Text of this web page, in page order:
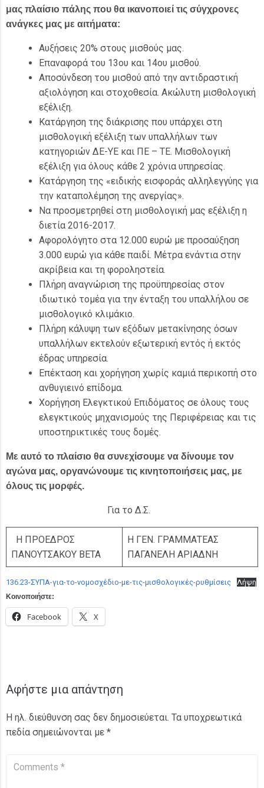
μας πλαίσιο πάλης που θα ικανοποιεί τις σύγχρονες
ανάγκες μας με αιτήματα:
Αυξήσεις 20% στους μισθούς μας.
Επαναφορά του 13ου και 14ου μισθού.
Αποσύνδεση του μισθού από την αντιδραστική
αξιολόγηση και στοχοθεσία. Ακώλυτη μισθολογική
εξέλιξη.
Κατάργηση της διάκρισης που υπάρχει στη
μισθολογική εξέλιξη των υπαλλήλων των
κατηγοριών ΔΕ-ΥΕ και ΠΕ – ΤΕ. Μισθολογική
εξέλιξη για όλους κάθε 2 χρόνια υπηρεσίας.
Κατάργηση της «ειδικής εισφοράς αλληλεγγύης για
την καταπολέμηση της ανεργίας».
Να προσμετρηθεί στη μισθολογική μας εξέλιξη η
διετία 2016-2017.
Αφορολόγητο στα 12.000 ευρώ με προσαύξηση
3.000 ευρώ για κάθε παιδί. Μέτρα ενάντια στην
ακρίβεια και τη φοροληστεία.
Πλήρη αναγνώριση της προϋπηρεσίας στον
ιδιωτικό τομέα για την ένταξη του υπαλλήλου σε
μισθολογικό κλιμάκιο.
Πλήρη κάλυψη των εξόδων μετακίνησης όσων
υπαλλήλων εκτελούν εξωτερική εντός ή εκτός
έδρας υπηρεσία.
Επέκταση και χορήγηση χωρίς καμιά περικοπή στο
ανθυγιεινό επίδομα.
Χορήγηση Ελεγκτικού Επιδόματος σε όλους τους
ελεγκτικούς μηχανισμούς της Περιφέρειας και τις
υποστηρικτικές τους δομές.
Με αυτό το πλαίσιο θα συνεχίσουμε να δίνουμε τον
αγώνα μας, οργανώνουμε τις κινητοποιήσεις μας, με
όλους τις μορφές.
Για το Δ.Σ.
Η ΠΡΟΕΔΡΟΣ
ΠΑΝΟΥΤΣΑΚΟΥ ΒΕΤΑ
Η ΓΕΝ. ΓΡΑΜΜΑΤΕΑΣ
ΠΑΓΑΝΕΛΗ ΑΡΙΑΔΝΗ
136.23-ΣΥΠΑ-για-το-νομοσχέδιο-με-τις-μισθολογικές-ρυθμίσεις Λήψη
Κοινοποιήστε:
Facebook X
Αφήστε μια απάντηση
Η ηλ. διεύθυνση σας δεν δημοσιεύεται. Τα υποχρεωτικά
πεδία σημειώνονται με *